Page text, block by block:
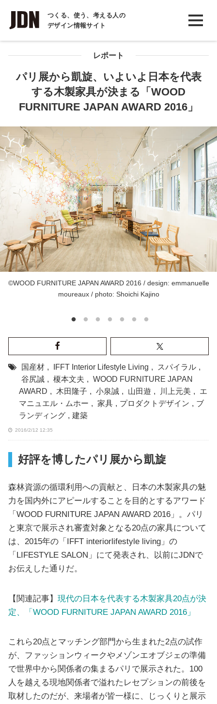
つくる、使う、考える人の
デザイン情報サイト
INTERVIEW
インタビュー
REPORT
COLUMN
コラム
レポート
パリ展から凱旋、いよいよ日本を代表
する木製家具が決まる「WOOD
FURNITURE JAPAN AWARD 2016」
©WOOD FURNITURE JAPAN AWARD 2016 / design: emmanuelle
moureaux / photo: Shoichi Kajino
国産材 , IFFT Interior Lifestyle Living , スパイラル ,
谷尻誠 , 榎本文夫 , WOOD FURNITURE JAPAN
AWARD , 木田隆子 , 小泉誠 , 山田遊 , 川上元美 ,
エ
マニュエル・ムホー , 家具 , プロダクトデザイン , ブ
ランディング , 建築
2016/2/12 12:35
好評を博したパリ展から凱旋
森林資源の循環利用への貢献と、日本の木製家具の魅
力を国内外にアピールすることを目的とするアワード
「WOOD FURNITURE JAPAN AWARD 2016」。パリ
と東京で展示され審査対象となる20点の家具について
は、2015年の「IFFT interiorlifestyle living」の
「LIFESTYLE SALON」にて発表され、以前にJDNで
お伝えした通りだ。
【関連記事】 現代の日本を代表する木製家具20点が決
定、「WOOD FURNITURE JAPAN AWARD 2016」
これら20点とマッチング部門から生まれた2点の試作
が、ファッションウィークやメゾンエオブジェの準備
で世界中から関係者の集まるパリで展示された。100
人を越える現地関係者で溢れたレセプションの前後を
取材したのだが、来場者が皆一様に、じっくりと展示